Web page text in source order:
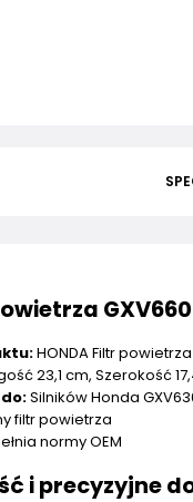
HONDA Filtr
23,1 cm, Szerokość
Silników Honda
filtr powietrza
normy OEM
i precyzyjne